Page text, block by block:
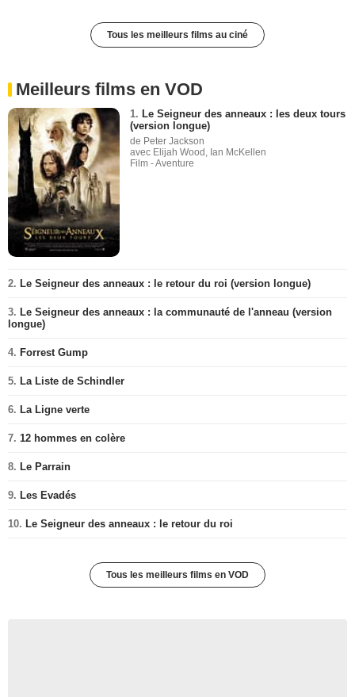
Tous les meilleurs films au ciné
Meilleurs films en VOD
1. Le Seigneur des anneaux : les deux tours
(version longue)
de Peter Jackson
avec Elijah Wood, Ian McKellen
Film - Aventure
2. Le Seigneur des anneaux : le retour du roi (version longue)
3. Le Seigneur des anneaux : la communauté de l'anneau (version
longue)
4. Forrest Gump
5. La Liste de Schindler
6. La Ligne verte
7. 12 hommes en colère
8. Le Parrain
9. Les Evadés
10. Le Seigneur des anneaux : le retour du roi
Tous les meilleurs films en VOD